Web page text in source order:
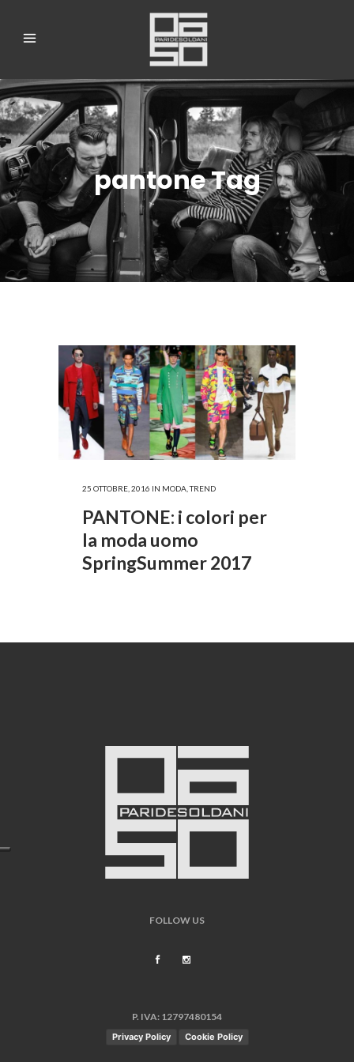
pantone Tag
25 OTTOBRE, 2016 IN MODA ,TREND
PANTONE: i colori per
la moda uomo
SpringSummer 2017
FOLLOW US
P. IVA: 12797480154
Privacy Policy Cookie Policy